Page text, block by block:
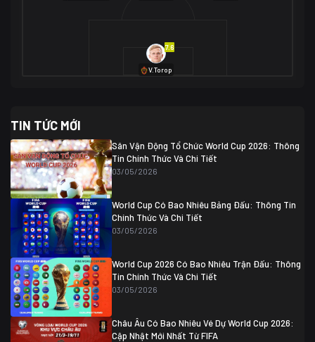
7.6
V.Torop
TIN TỨC MỚI
Sân Vận Động Tổ Chức World Cup 2026: Thông
Tin Chính Thức Và Chi Tiết
03/05/2026
World Cup Có Bao Nhiêu Bảng Đấu: Thông Tin
Chính Thức Và Chi Tiết
03/05/2026
World Cup 2026 Có Bao Nhiêu Trận Đấu: Thông
Tin Chính Thức Và Chi Tiết
03/05/2026
Châu Âu Có Bao Nhiêu Vé Dự World Cup 2026:
Cập Nhật Mới Nhất Từ FIFA